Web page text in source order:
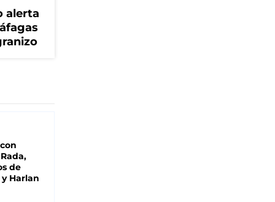
alerta
de
Harlan